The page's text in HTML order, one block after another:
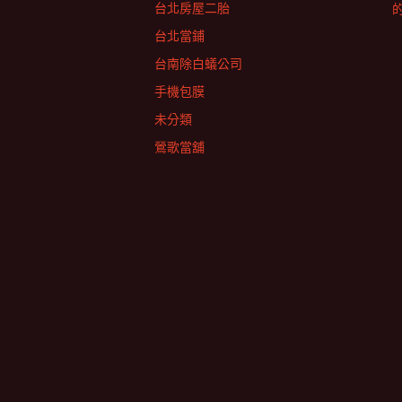
台北房屋二胎
台北當鋪
台南除白蟻公司
手機包膜
未分類
鶯歌當舖